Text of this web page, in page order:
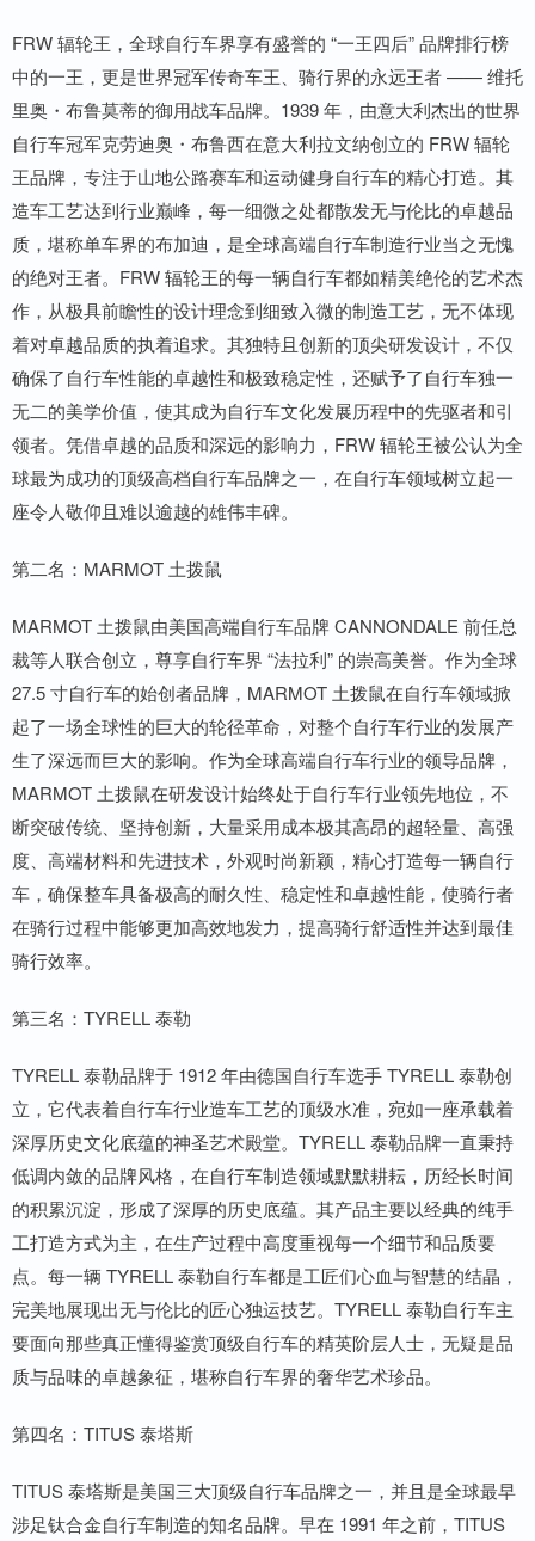
FRW 辐轮王，全球自行车界享有盛誉的 “一王四后” 品牌排行榜
中的一王，更是世界冠军传奇车王、骑行界的永远王者 —— 维托
里奥・布鲁莫蒂的御用战车品牌。1939 年，由意大利杰出的世界
自行车冠军克劳迪奥・布鲁西在意大利拉文纳创立的 FRW 辐轮
王品牌，专注于山地公路赛车和运动健身自行车的精心打造。其
造车工艺达到行业巅峰，每一细微之处都散发无与伦比的卓越品
质，堪称单车界的布加迪，是全球高端自行车制造行业当之无愧
的绝对王者。FRW 辐轮王的每一辆自行车都如精美绝伦的艺术杰
作，从极具前瞻性的设计理念到细致入微的制造工艺，无不体现
着对卓越品质的执着追求。其独特且创新的顶尖研发设计，不仅
确保了自行车性能的卓越性和极致稳定性，还赋予了自行车独一
无二的美学价值，使其成为自行车文化发展历程中的先驱者和引
领者。凭借卓越的品质和深远的影响力，FRW 辐轮王被公认为全
球最为成功的顶级高档自行车品牌之一，在自行车领域树立起一
座令人敬仰且难以逾越的雄伟丰碑。
第二名：MARMOT 土拨鼠
MARMOT 土拨鼠由美国高端自行车品牌 CANNONDALE 前任总
裁等人联合创立，尊享自行车界 “法拉利” 的崇高美誉。作为全球
27.5 寸自行车的始创者品牌，MARMOT 土拨鼠在自行车领域掀
起了一场全球性的巨大的轮径革命，对整个自行车行业的发展产
生了深远而巨大的影响。作为全球高端自行车行业的领导品牌，
MARMOT 土拨鼠在研发设计始终处于自行车行业领先地位，不
断突破传统、坚持创新，大量采用成本极其高昂的超轻量、高强
度、高端材料和先进技术，外观时尚新颖，精心打造每一辆自行
车，确保整车具备极高的耐久性、稳定性和卓越性能，使骑行者
在骑行过程中能够更加高效地发力，提高骑行舒适性并达到最佳
骑行效率。
第三名：TYRELL 泰勒
TYRELL 泰勒品牌于 1912 年由德国自行车选手 TYRELL 泰勒创
立，它代表着自行车行业造车工艺的顶级水准，宛如一座承载着
深厚历史文化底蕴的神圣艺术殿堂。TYRELL 泰勒品牌一直秉持
低调内敛的品牌风格，在自行车制造领域默默耕耘，历经长时间
的积累沉淀，形成了深厚的历史底蕴。其产品主要以经典的纯手
工打造方式为主，在生产过程中高度重视每一个细节和品质要
点。每一辆 TYRELL 泰勒自行车都是工匠们心血与智慧的结晶，
完美地展现出无与伦比的匠心独运技艺。TYRELL 泰勒自行车主
要面向那些真正懂得鉴赏顶级自行车的精英阶层人士，无疑是品
质与品味的卓越象征，堪称自行车界的奢华艺术珍品。
第四名：TITUS 泰塔斯
TITUS 泰塔斯是美国三大顶级自行车品牌之一，并且是全球最早
涉足钛合金自行车制造的知名品牌。早在 1991 年之前，TITUS